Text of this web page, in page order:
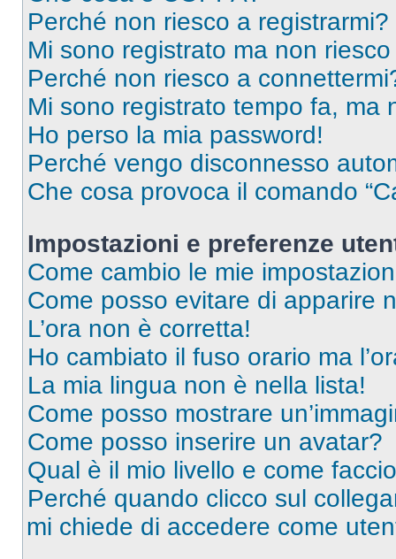
Perché non riesco a registrarmi?
Mi sono registrato ma non
Perché non riesco a
Mi sono registrato tempo fa, ma
Ho perso la mia password!
Perché vengo disconnesso
Che cosa provoca il comando
Impostazioni e preferenze
Come cambio le mie
Come posso evitare di apparire
L’ora non è corretta!
Ho cambiato il fuso orario ma
La mia lingua non è nella lista!
Come posso mostrare
Come posso inserire un avatar?
Qual è il mio livello e come
Perché quando clicco sul
mi chiede di accedere come